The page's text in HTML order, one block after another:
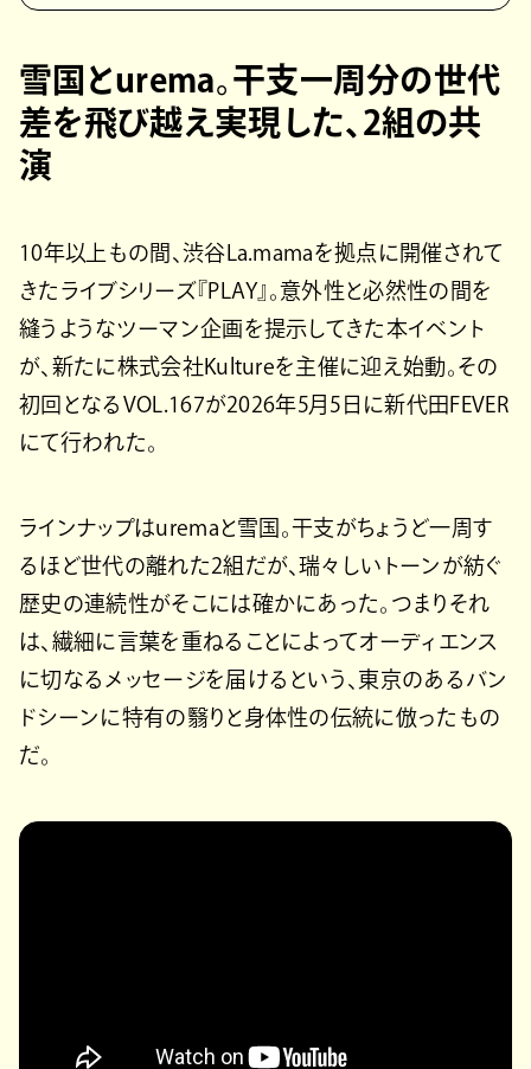
雪国とurema。干支一周分の世代
差を飛び越え実現した、2組の共
演
10年以上もの間、渋谷La.mamaを拠点に開催されて
きたライブシリーズ『PLAY』。意外性と必然性の間を
縫うようなツーマン企画を提示してきた本イベント
が、新たに株式会社Kultureを主催に迎え始動。その
初回となるVOL.167が2026年5月5日に新代田FEVER
にて行われた。
ラインナップはuremaと雪国。干支がちょうど一周す
るほど世代の離れた2組だが、瑞々しいトーンが紡ぐ
歴史の連続性がそこには確かにあった。つまりそれ
は、繊細に言葉を重ねることによってオーディエンス
に切なるメッセージを届けるという、東京のあるバン
ドシーンに特有の翳りと身体性の伝統に倣ったもの
だ。